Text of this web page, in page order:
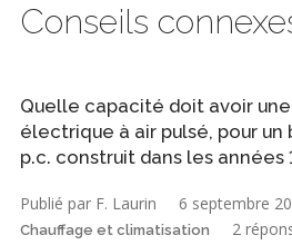
Conseils
Quelle capacité doit avoir
électrique à air pulsé, pour
p.c. construit dans les années
Publié par F. Laurin 6 septembre
Chauffage et climatisation 2